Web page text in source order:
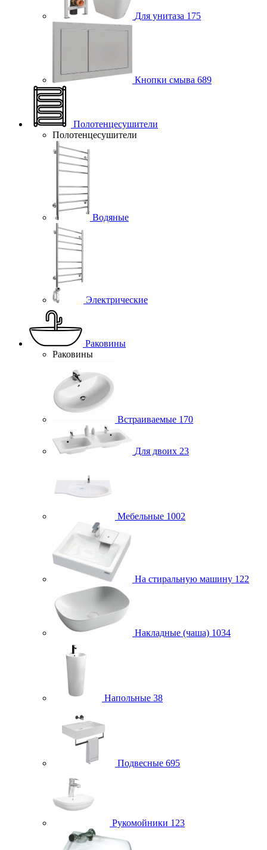
Для унитаза 175
Кнопки смыва 689
Полотенцесушители
Полотенцесушители
Водяные
Электрические
Раковины
Раковины
Встраиваемые 170
Для двоих 23
Мебельные 1002
На стиральную машину 122
Накладные (чаша) 1034
Напольные 38
Подвесные 695
Рукомойники 123